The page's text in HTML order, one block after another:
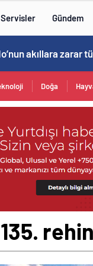
Servisler Gündem
Doğa